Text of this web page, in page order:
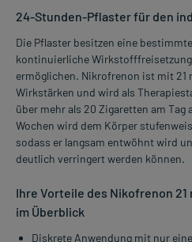
24-Stunden-Pflaster für den
Die Pflaster besitzen eine
kontinuierliche
ermöglichen. Nikrofrenon ist mit 21
Wirkstärken und wird als
über mehr als 20 Zigaretten am Tag
Wochen wird dem Körper
sodass er langsam entwöhnt wird
deutlich verringert werden können.
Ihre Vorteile des Nikofrenon
im Überblick
Diskrete Anwendung mit nur